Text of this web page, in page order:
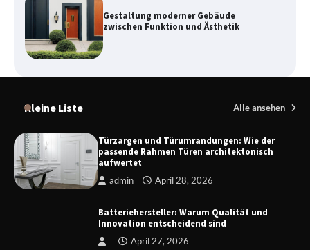
Kupplung und Bremse: Wichtige
Komponenten für die
Fahrzeugsicherheit
Architektur und modernem Tourismus
Funksteuerung Rolladen – Moderne
Steuerungssysteme für mehr Komfort
und Sicherheit
Türzargen und Türumrandungen: Wie
Kleine Liste Alle ansehen
Türzargen und Türumrandungen: Wie der
passende Rahmen Türen architektonisch
aufwertet
admin April 28, 2026
Batteriehersteller: Warum Qualität und
Innovation entscheidend sind
April 27, 2026